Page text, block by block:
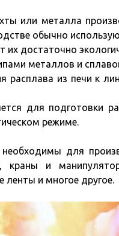
или металла
обычно
их достаточно
металлов и
расплава из печи к
для подготовки
режиме.
для
краны и
ленты и многое другое.